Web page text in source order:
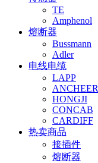
TE
Amphenol
熔断器
Bussmann
Adler
电线电缆
LAPP
ANCHEER
HONGJI
CONCAB
CARDIFF
热卖商品
接插件
熔断器